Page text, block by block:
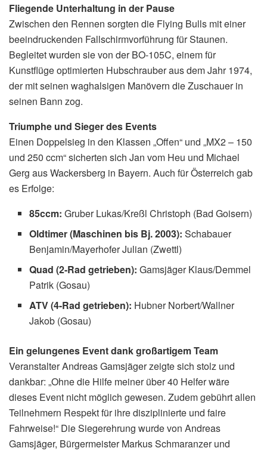
Fliegende Unterhaltung in der Pause
Zwischen den Rennen sorgten die Flying Bulls mit einer
beeindruckenden Fallschirmvorführung für Staunen.
Begleitet wurden sie von der BO-105C, einem für
Kunstflüge optimierten Hubschrauber aus dem Jahr 1974,
der mit seinen waghalsigen Manövern die Zuschauer in
seinen Bann zog.
Triumphe und Sieger des Events
Einen Doppelsieg in den Klassen „Offen“ und „MX2 – 150
und 250 ccm“ sicherten sich Jan vom Heu und Michael
Gerg aus Wackersberg in Bayern. Auch für Österreich gab
es Erfolge:
85ccm: Gruber Lukas/Kreßl Christoph (Bad Goisern)
Oldtimer (Maschinen bis Bj. 2003): Schabauer
Benjamin/Mayerhofer Julian (Zwettl)
Quad (2-Rad getrieben): Gamsjäger Klaus/Demmel
Patrik (Gosau)
ATV (4-Rad getrieben): Hubner Norbert/Wallner
Jakob (Gosau)
Ein gelungenes Event dank großartigem Team
Veranstalter Andreas Gamsjäger zeigte sich stolz und
dankbar: „Ohne die Hilfe meiner über 40 Helfer wäre
dieses Event nicht möglich gewesen. Zudem gebührt allen
Teilnehmern Respekt für ihre disziplinierte und faire
Fahrweise!“ Die Siegerehrung wurde von Andreas
Gamsjäger, Bürgermeister Markus Schmaranzer und